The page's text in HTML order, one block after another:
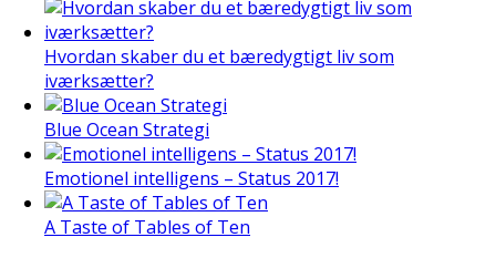
Hvordan skaber du et bæredygtigt liv som
iværksætter?
Blue Ocean Strategi
Emotionel intelligens – Status 2017!
A Taste of Tables of Ten